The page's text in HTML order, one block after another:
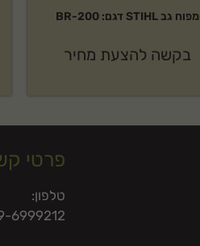
מפוח גב STIHL דגם: BR-200
בקשה להצעת מחיר
פרטי
טלפון:
6999212